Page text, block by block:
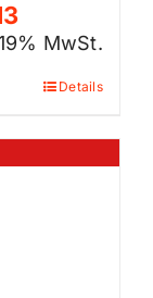
MwSt.
Details